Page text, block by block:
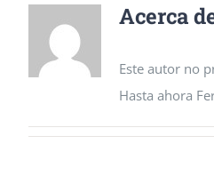
Acerca
Este autor no
Hasta ahora